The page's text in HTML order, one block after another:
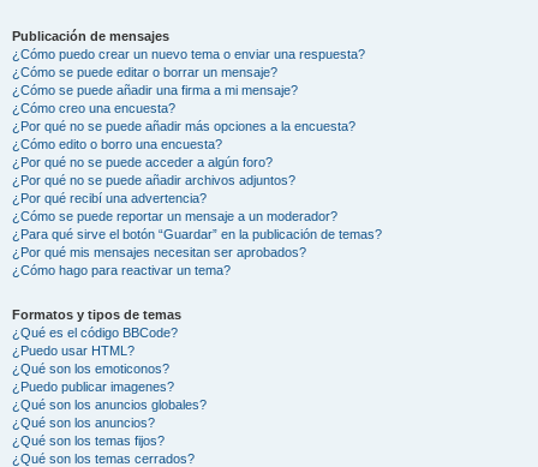
Publicación de mensajes
¿Cómo puedo crear un nuevo tema o enviar una respuesta?
¿Cómo se puede editar o borrar un mensaje?
¿Cómo se puede añadir una firma a mi mensaje?
¿Cómo creo una encuesta?
¿Por qué no se puede añadir más opciones a la encuesta?
¿Cómo edito o borro una encuesta?
¿Por qué no se puede acceder a algún foro?
¿Por qué no se puede añadir archivos adjuntos?
¿Por qué recibí una advertencia?
¿Cómo se puede reportar un mensaje a un moderador?
¿Para qué sirve el botón “Guardar” en la publicación de temas?
¿Por qué mis mensajes necesitan ser aprobados?
¿Cómo hago para reactivar un tema?
Formatos y tipos de temas
¿Qué es el código BBCode?
¿Puedo usar HTML?
¿Qué son los emoticonos?
¿Puedo publicar imagenes?
¿Qué son los anuncios globales?
¿Qué son los anuncios?
¿Qué son los temas fijos?
¿Qué son los temas cerrados?